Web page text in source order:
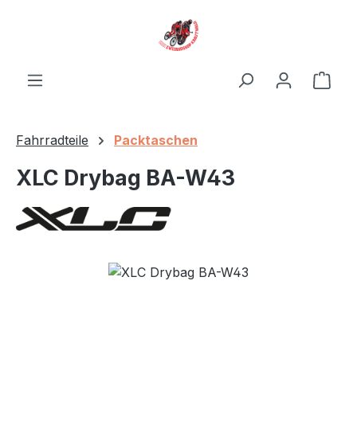
Fahrradteile Packtaschen
XLC Drybag BA-W43
Bildergalerie überspringen